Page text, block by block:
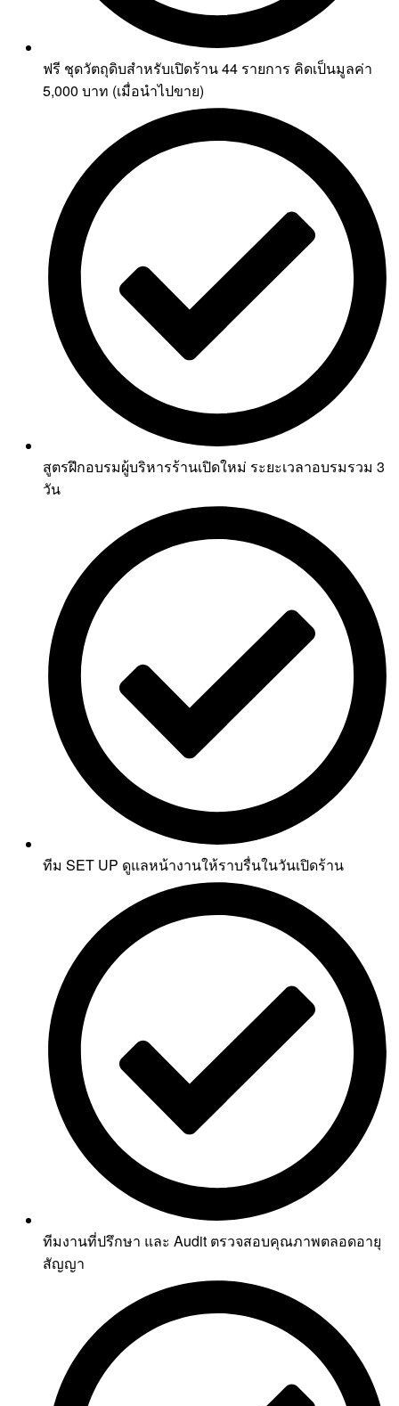
ฟรี ชุดวัตถุดิบสำหรับเปิดร้าน 44 รายการ คิดเป็นมูลค่า
5,000 บาท (เมื่อนำไปขาย)
สูตรฝึกอบรมผู้บริหารร้านเปิดใหม่ ระยะเวลาอบรมรวม 3
วัน
ทีม SET UP ดูแลหน้างานให้ราบรื่นในวันเปิดร้าน
ทีมงานที่ปรึกษา และ Audit ตรวจสอบคุณภาพตลอดอายุ
สัญญา